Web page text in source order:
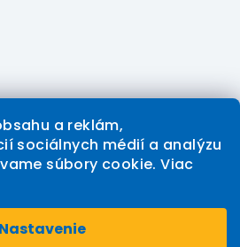
a reklám,
sociálnych médií a analýzu
súbory cookie. Viac
Nastavenie
Instagrame